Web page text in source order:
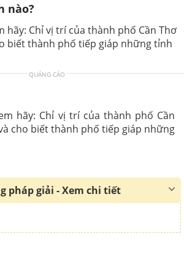
nào?
hãy: Chỉ vị trí của thành phố Cần Thơ
biết thành phố tiếp giáp những tỉnh
QUẢNG CÁO
hãy: Chỉ vị trí của thành phố Cần
cho biết thành phố tiếp giáp những
pháp giải - Xem chi tiết